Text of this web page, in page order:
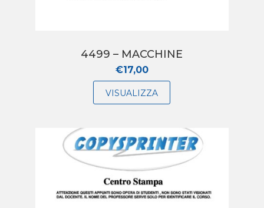
4499 – MACCHINE
€17,00
VISUALIZZA